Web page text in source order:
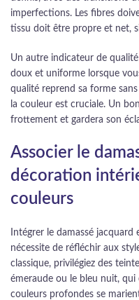
imperfections. Les fibres
tissu doit être propre et net,
Un autre indicateur de
doux et uniforme lorsque
qualité reprend sa forme
la couleur est cruciale. Un
frottement et gardera son
Associer le
décoration
couleurs
Intégrer le damassé
nécessite de réfléchir aux
classique, privilégiez des
émeraude ou le bleu nuit,
couleurs profondes se